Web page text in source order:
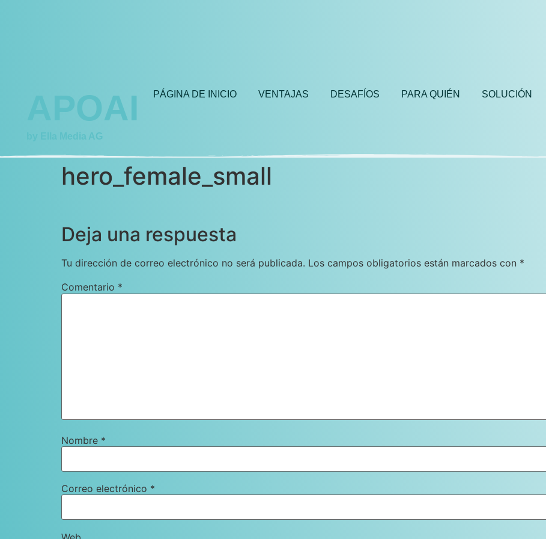
APOAI
by Ella Media AG
PÁGINA DE INICIO VENTAJAS DESAFÍOS PARA QUIÉN SOLUCIÓN
hero_female_small
Deja una respuesta
Tu dirección de correo electrónico no será publicada. Los campos obligatorios están marcados con *
Comentario *
Nombre *
Correo electrónico *